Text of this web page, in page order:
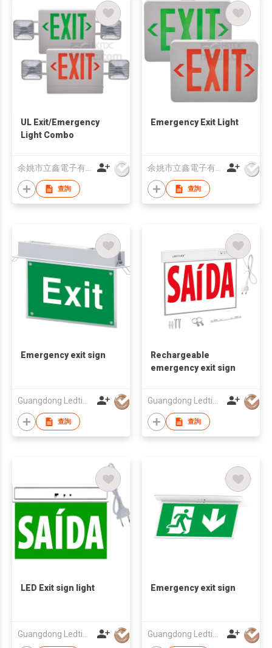
UL Exit/Emergency
Light Combo
查詢
Emergency Exit Light
查詢
Emergency exit sign
Guangdong Ledtimes Lighting Co., Ltd.
查詢
Rechargeable
emergency exit sign
Guangdong Ledtimes Lighting Co., Ltd.
查詢
LED Exit sign light Emergency exit sign